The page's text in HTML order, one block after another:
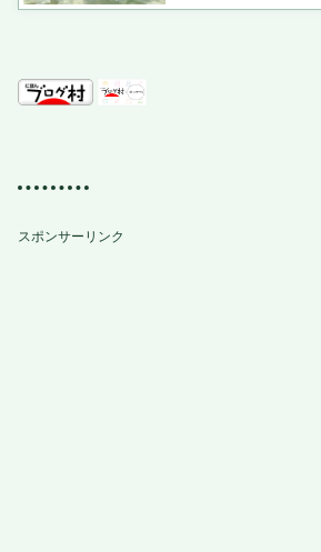
スポンサーリンク